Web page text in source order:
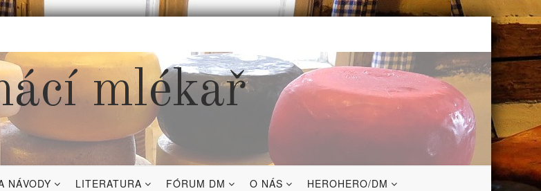
mlékař
NÁVODY LITERATURA FÓRUM DM O NÁS HEROHERO/DM